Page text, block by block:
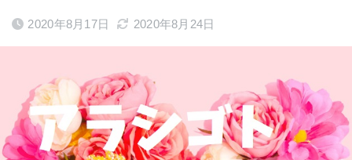
2020年8月17日 2020年8月24日